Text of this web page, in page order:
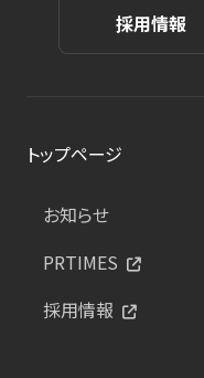
採用情報
トップページ
お知らせ
PRTIMES
採用情報